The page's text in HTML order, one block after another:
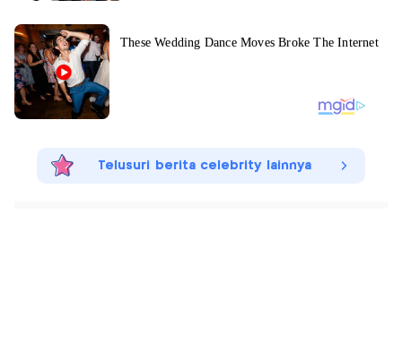
Telusuri berita celebrity lainnya